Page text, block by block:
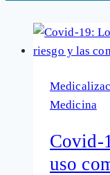
Medicina
Covid-
uso